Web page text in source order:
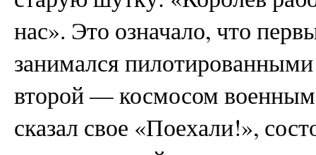
нас». Это означало, что
занимался
второй — космосом
сказал свое «Поехали!»,